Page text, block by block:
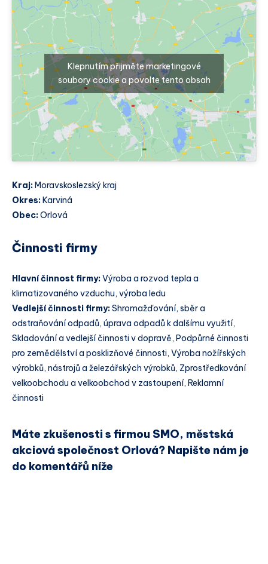
Klepnutím přijměte marketingové
soubory cookie a povolte tento obsah
Kraj: Moravskoslezský kraj
Okres: Karviná
Obec:Orlová
Činnosti firmy
Hlavní činnost firmy:Výroba a rozvod tepla a
klimatizovaného vzduchu, výroba ledu
Vedlejší činnosti firmy:Shromažďování, sběr a
odstraňování odpadů, úprava odpadů k dalšímu využití,
Skladování a vedlejší činnosti v dopravě, Podpůrné činnosti
pro zemědělství a posklizňové činnosti, Výroba nožířských
výrobků, nástrojů a železářských výrobků, Zprostředkování
velkoobchodu a velkoobchod v zastoupení, Reklamní
činnosti
Máte zkušenosti s firmou SMO, městská
akciová společnost Orlová? Napište nám je
do komentářů níže